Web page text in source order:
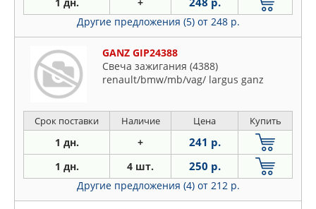
Другие предложения (5) от 248 р.
GANZ GIP24388
Свеча зажигания (4388)
renault/bmw/mb/vag/ largus ganz
Срок поставки Наличие Цена Купить
1 дн. + 241 р.
1 дн. 4 шт. 250 р.
Другие предложения (4) от 212 р.